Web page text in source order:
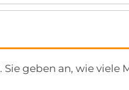
. Sie geben an, wie viele